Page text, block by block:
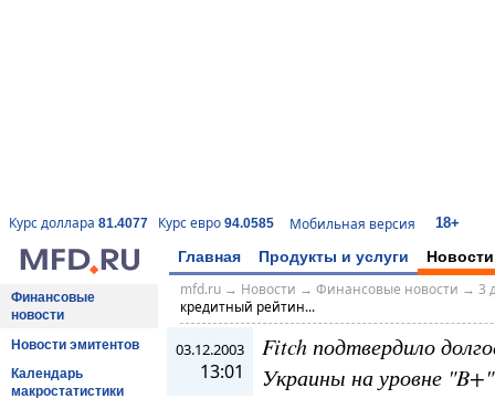
Курс доллара 81.4077 Курс евро 94.0585 Мобильная версия 18+
Главная Продукты и услуги Новости
Финансовые
новости
Новости эмитентов
Календарь
макростатистики
mfd.ru→ Новости → Финансовые новости → 3
кредитный рейтин...
03.12.2003
13:01
Fitch подтвердило
Украины на уровне "B+"